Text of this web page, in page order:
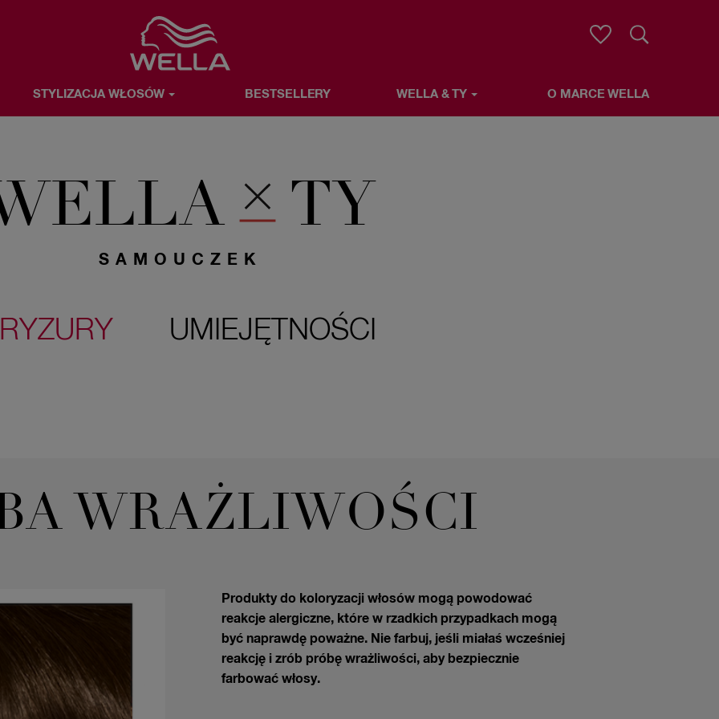
Favorite
STYLIZACJA WŁOSÓW BESTSELLERY WELLA & TY O MARCE WELLA
TY
SAMOUCZEK
UMIEJĘTNOŚCI
WRAŻLIWOŚCI
Produkty do koloryzacji włosów mogą powodować
reakcje alergiczne, które w rzadkich przypadkach mogą
być naprawdę poważne. Nie farbuj, jeśli miałaś wcześniej
reakcję i zrób próbę wrażliwości, aby bezpiecznie
farbować włosy.